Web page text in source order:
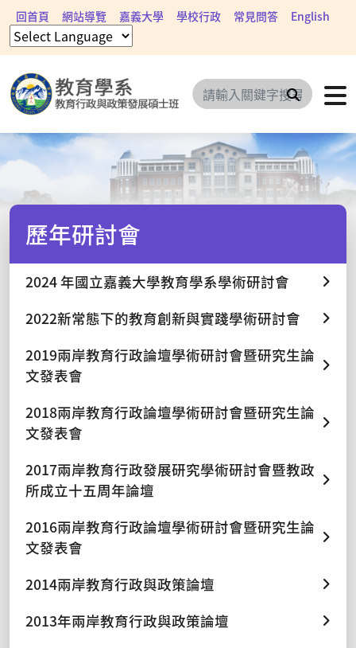
回首頁 網站導覽 嘉義大學 學校行政 常見問答 English
搜尋
歷年研討會
2024 年國立嘉義大學教育學系學術研討會
2022新常態下的教育創新與實踐學術研討會
2019兩岸教育行政論壇學術研討會暨研究生論
文發表會
2018兩岸教育行政論壇學術研討會暨研究生論
文發表會
2017兩岸教育行政發展研究學術研討會暨教政
所成立十五周年論壇
2016兩岸教育行政論壇學術研討會暨研究生論
文發表會
2014兩岸教育行政與政策論壇
2013年兩岸教育行政與政策論壇